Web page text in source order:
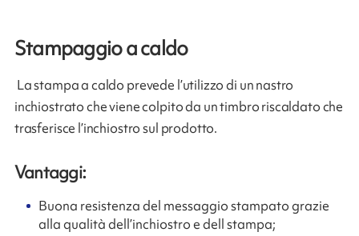
Stampaggio a caldo
La stampa a caldo prevede l’utilizzo di un nastro
inchiostrato che viene colpito da un timbro riscaldato che
trasferisce l’inchiostro sul prodotto.
Vantaggi:
Buona resistenza del messaggio stampato grazie
alla qualità dell’inchiostro e dell stampa;